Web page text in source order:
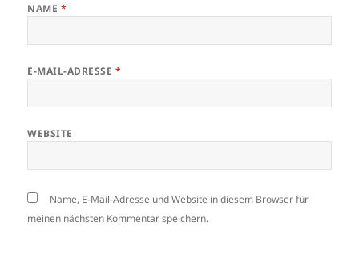
NAME *
E-MAIL-ADRESSE *
WEBSITE
Name, E-Mail-Adresse und Website in diesem Browser für
meinen nächsten Kommentar speichern.